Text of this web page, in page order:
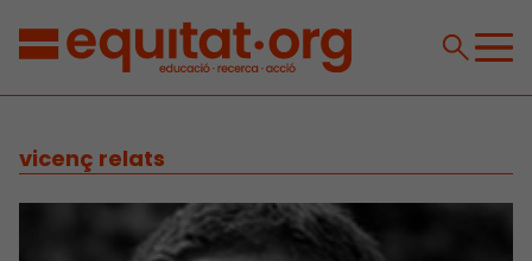
vicenç relats